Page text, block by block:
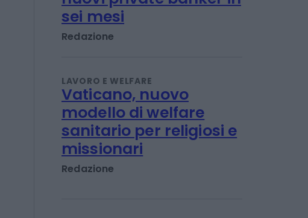
LAVORO E WELFARE
Fideuram, inseriti 248
Redazione
LAVORO E WELFARE
Vaticano, nuovo
modello di welfare